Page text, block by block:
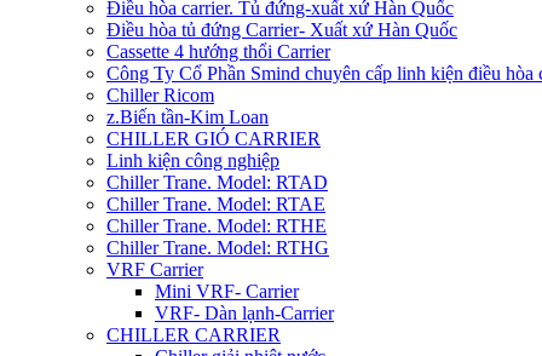
Điều hòa carrier. Tủ đứng-xuất xứ Hàn Quốc
Điều hòa tủ đứng Carrier- Xuất xứ Hàn Quốc
Cassette 4 hướng thổi Carrier
Công Ty Cổ Phần Smind chuyên cấp linh kiện điều hòa
Chiller Ricom
z.Biến tần-Kim Loan
CHILLER GIÓ CARRIER
Linh kiện công nghiệp
Chiller Trane. Model: RTAD
Chiller Trane. Model: RTAE
Chiller Trane. Model: RTHE
Chiller Trane. Model: RTHG
VRF Carrier
Mini VRF- Carrier
VRF- Dàn lạnh-Carrier
CHILLER CARRIER